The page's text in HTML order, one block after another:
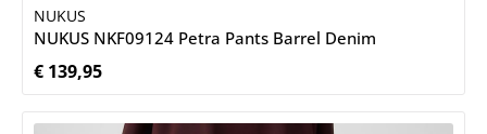
NUKUS
NUKUS NKF09124 Petra Pants Barrel Denim
Normale prijs:
€ 139,95